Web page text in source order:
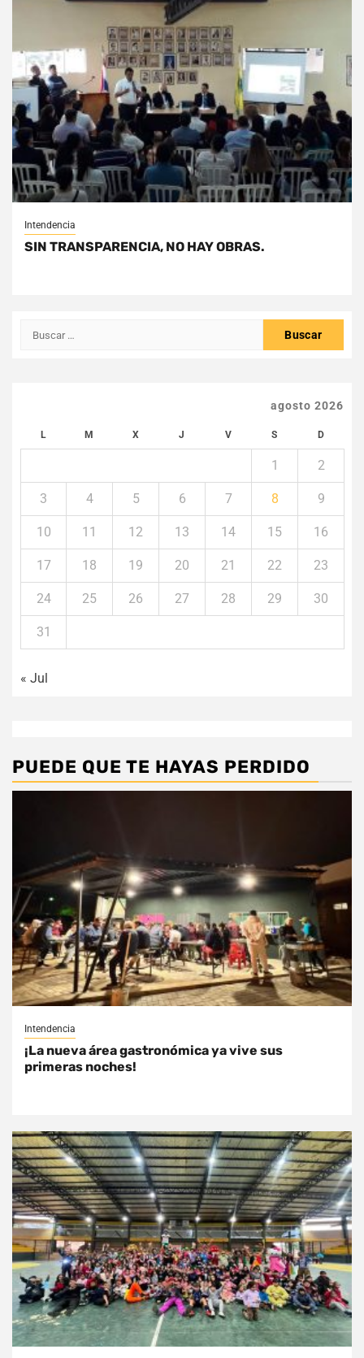
Intendencia
SIN TRANSPARENCIA, NO HAY OBRAS.
Buscar:
agosto 2026
L M X J V S D
1 2
3 4 5 6 7 8 9
10 11 12 13 14 15 16
17 18 19 20 21 22 23
24 25 26 27 28 29 30
31
« Jul
PUEDE QUE TE HAYAS PERDIDO
Intendencia
¡La nueva área gastronómica ya vive sus
primeras noches!